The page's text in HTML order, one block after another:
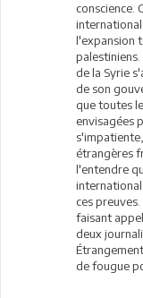
conscience.
l'expansion
de la Syrie
de son
que toutes
envisagées
étrangères
l'entendre
ces
faisant
deux
de fougue